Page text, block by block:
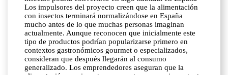
Los impulsores del proyecto creen que la alimentación
con insectos terminará normalizándose en España
mucho antes de lo que muchas personas imaginan
actualmente. Aunque reconocen que inicialmente este
tipo de productos podrían popularizarse primero en
contextos gastronómicos gourmet o especializados,
consideran que después llegarán al consumo
generalizado. Los emprendedores aseguran que la